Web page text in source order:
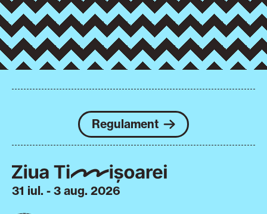
Regulament
31 iul. - 3 aug. 2026